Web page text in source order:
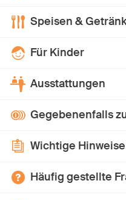
Speisen &
Für Kinder
Ausstattungen
Gegebenenfalls
Wichtige Hinweise
Häufig gestellte